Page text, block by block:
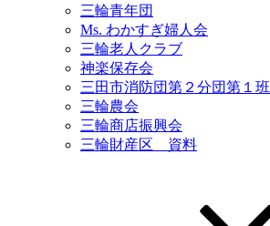
三輪青年団
Ms. わかすぎ婦人会
三輪老人クラブ
神楽保存会
三田市消防団第２分団第１班
三輪農会
三輪商店振興会
三輪財産区 資料